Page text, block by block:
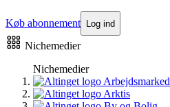
Køb abonnement Log ind
Nichemedier
Nichemedier
Arbejdsmarked
Arktis